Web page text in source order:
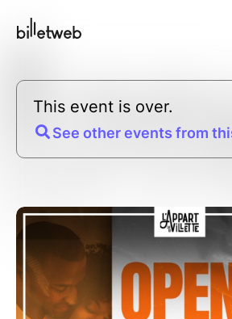
This event is over.
See other events from